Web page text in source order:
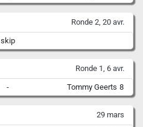
Ronde 2, 20 avr.
skip
Ronde 1, 6 avr.
- Tommy Geerts 8
29 mars